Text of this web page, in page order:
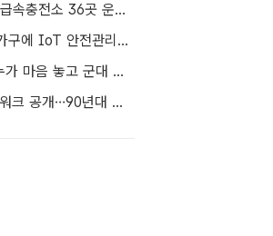
광진구, 전동보장구 급속충전소 36곳 운영…수리비도 지원
서대문구, 반지하 8가구에 IoT 안전관리서비스 추가 설치
고 채상병 어머니 "누가 마음 놓고 군대 보내겠나"…임성근 징역 3년에 분통
앳하트, '3! 4!' 아트워크 공개…90년대 만화 캐릭터 변신